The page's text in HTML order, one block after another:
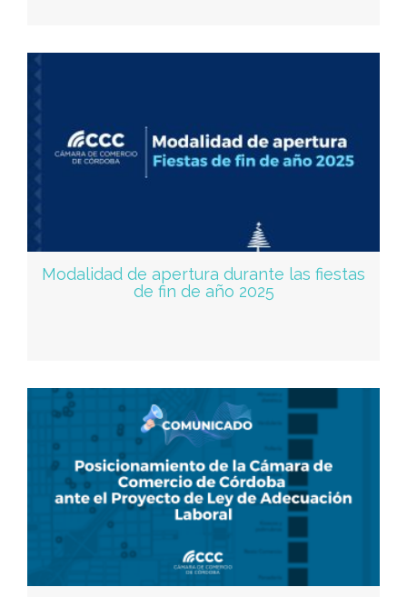
Modalidad de apertura durante las fiestas
de fin de año 2025